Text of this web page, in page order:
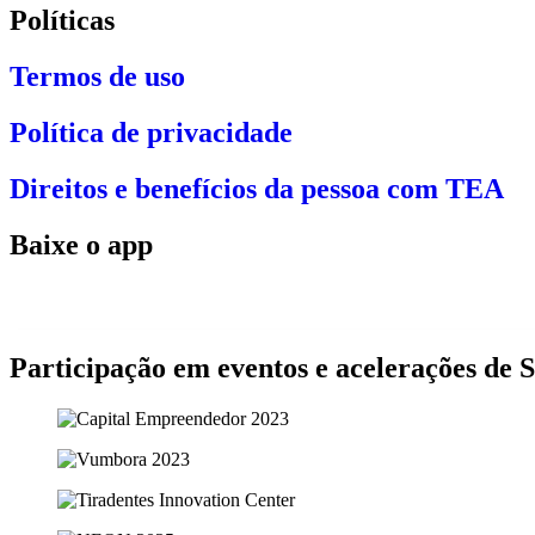
Políticas
Termos de uso
Política de privacidade
Direitos e benefícios da pessoa com TEA
Baixe o app
Participação em eventos e acelerações de